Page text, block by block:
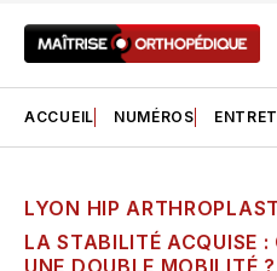
ACCUEIL NUMÉROS
LYON HIP
LA STABILITÉ ACQUISE :
UNE DOUBLE MOBILITÉ ?